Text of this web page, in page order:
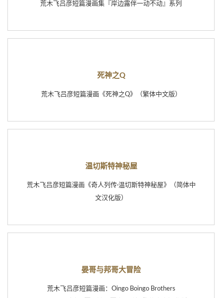
荒木飞吕彦短篇漫画集『岸边露伴一动不动』系列
死神之Q
荒木飞吕彦短篇漫画《死神之Q》（繁体中文版）
温切斯特神秘屋
荒木飞吕彦短篇漫画《奇人列传·温切斯特神秘屋》（简体中
文汉化版）
晏哥与邦哥大冒险
荒木飞吕彦短篇漫画：Oingo Boingo Brothers